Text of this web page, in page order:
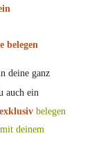
belegen
deine ganz
auch ein
exklusiv belegen
deinem